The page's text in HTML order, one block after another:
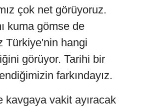
çok net görüyoruz.
kuma gömse de
Türkiye'nin hangi
görüyor. Tarihi bir
farkındayız.
kavgaya vakit ayıracak